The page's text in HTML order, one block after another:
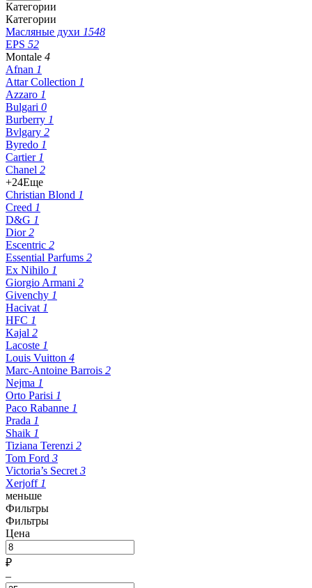
Категории
Категории
Масляные духи 1548
EPS 52
Montale 4
Afnan 1
Attar Collection 1
Azzaro 1
Bulgari 0
Burberry 1
Bvlgary 2
Byredo 1
Cartier 1
Chanel 2
+24Еще
Christian Blond 1
Creed 1
D&G 1
Dior2
Escentric 2
Essential Parfums 2
Ex Nihilo 1
Giorgio Armani 2
Givenchy 1
Hacivat 1
HFC 1
Kajal 2
Lacoste 1
Louis Vuitton 4
Marc-Antoine Barrois 2
Nejma 1
Orto Parisi 1
Paco Rabanne 1
Prada 1
Shaik 1
Tiziana Terenzi 2
Tom Ford 3
Victoria’s Secret 3
Xerjoff 1
меньше
Фильтры
Фильтры
Цена
₽
–